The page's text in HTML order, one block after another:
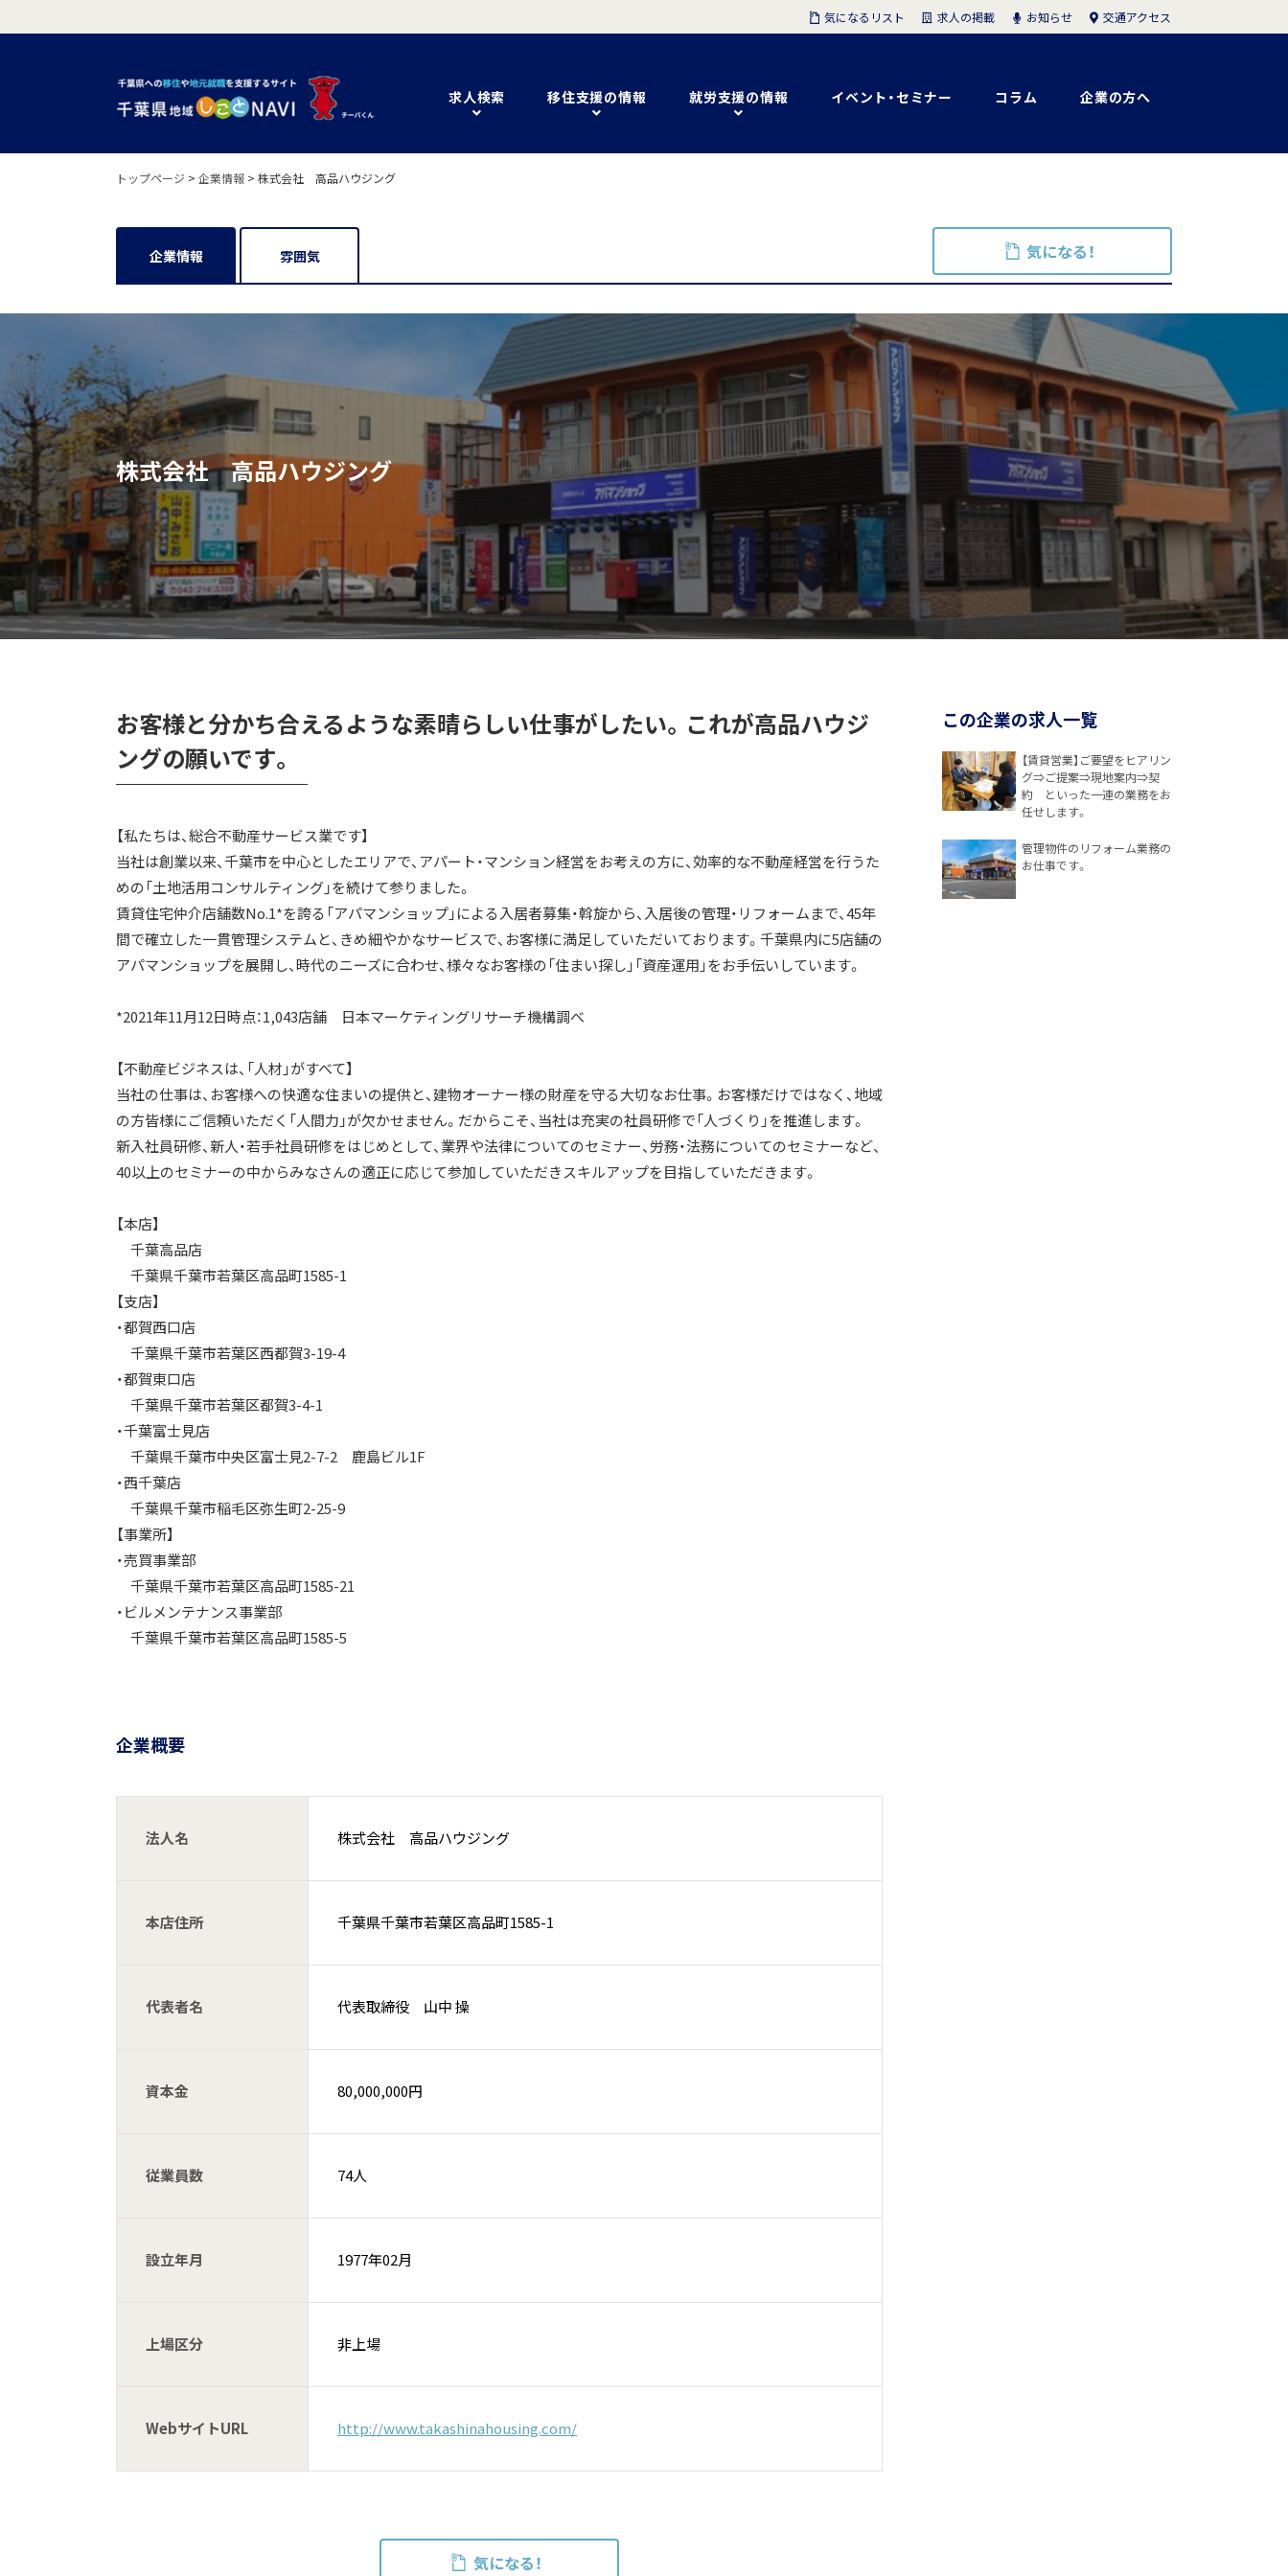
求人検索 移住支援の情報 就労支援の情報 イベント・セミナー コラム 企業の方へ
気になるリスト 求人の掲載 お知らせ 交通アクセス
トップページ > 企業情報 > 株式会社 高品ハウジング
企業情報 雰囲気 気になる！
株式会社 高品ハウジング
お客様と分かち合えるような素晴らしい仕事がしたい。これが高品ハウジ
ングの願いです。
【私たちは、総合不動産サービス業です】
当社は創業以来、千葉市を中心としたエリアで、アパート・マンション経営をお考えの方に、効率的な不動産経営を行うた
めの「土地活用コンサルティング」を続けて参りました。
賃貸住宅仲介店舗数No.1*を誇る「アパマンショップ」による入居者募集・斡旋から、入居後の管理・リフォームまで、45年
間で確立した一貫管理システムと、きめ細やかなサービスで、お客様に満足していただいております。千葉県内に5店舗の
アパマンショップを展開し、時代のニーズに合わせ、様々なお客様の「住まい探し」「資産運用」をお手伝いしています。
*2021年11月12日時点：1,043店舗 日本マーケティングリサーチ機構調べ
【不動産ビジネスは、「人材」がすべて】
当社の仕事は、お客様への快適な住まいの提供と、建物オーナー様の財産を守る大切なお仕事。お客様だけではなく、地域
の方皆様にご信頼いただく「人間力」が欠かせません。だからこそ、当社は充実の社員研修で「人づくり」を推進します。
新入社員研修、新人・若手社員研修をはじめとして、業界や法律についてのセミナー、労務・法務についてのセミナーなど、
40以上のセミナーの中からみなさんの適正に応じて参加していただきスキルアップを目指していただきます。
【本店】
千葉高品店
千葉県千葉市若葉区高品町1585-1
【支店】
・都賀西口店
千葉県千葉市若葉区西都賀3-19-4
・都賀東口店
千葉県千葉市若葉区都賀3-4-1
・千葉富士見店
千葉県千葉市中央区富士見2-7-2 鹿島ビル1F
・西千葉店
千葉県千葉市稲毛区弥生町2-25-9
【事業所】
・売買事業部
千葉県千葉市若葉区高品町1585-21
・ビルメンテナンス事業部
千葉県千葉市若葉区高品町1585-5
企業概要
法人名 株式会社 高品ハウジング
本店住所 千葉県千葉市若葉区高品町1585-1
代表者名 代表取締役 山中 操
資本金 80,000,000円
従業員数 74人
設立年月 1977年02月
上場区分 非上場
WebサイトURL http://www.takashinahousing.com/
気になる！
この企業の求人一覧
【賃貸営業】ご要望をヒアリン
グ⇒ご提案⇒現地案内⇒契
約 といった一連の業務をお
任せします。
管理物件のリフォーム業務の
お仕事です。